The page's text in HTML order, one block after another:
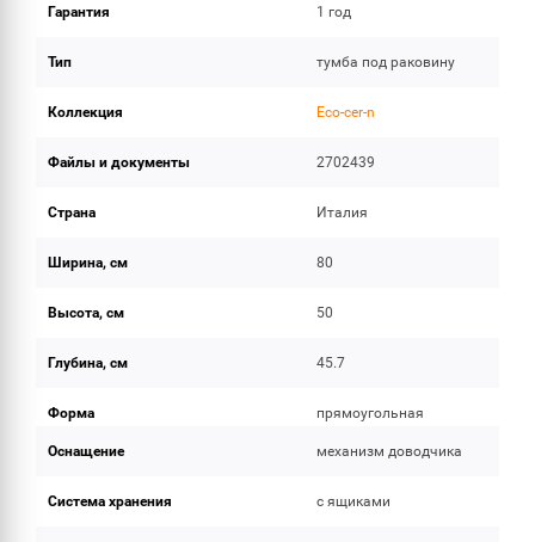
ОБЪЕМ ПОСТАВКИ
Гарантия 1 год
Тип тумба под раковину
Коллекция Eco-cer-n
Файлы и документы 2702439
Страна Италия
Ширина, см 80
Высота, см 50
Глубина, см 45.7
Форма прямоугольная
Оснащение механизм доводчика
Система хранения с ящиками